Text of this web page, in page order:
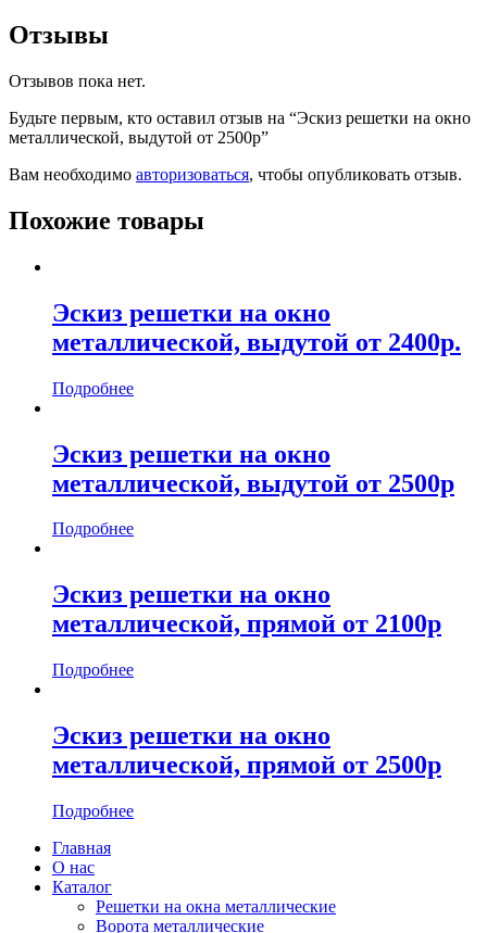
Отзывы
Отзывов пока нет.
Будьте первым, кто оставил отзыв на “Эскиз решетки на окно
металлической, выдутой от 2500р”
Вам необходимо авторизоваться, чтобы опубликовать отзыв.
Похожие товары
Эскиз решетки на окно
металлической, выдутой от 2400р.
Подробнее
Эскиз решетки на окно
металлической, выдутой от 2500р
Подробнее
Эскиз решетки на окно
металлической, прямой от 2100р
Подробнее
Эскиз решетки на окно
металлической, прямой от 2500р
Подробнее
Главная
О нас
Каталог
Решетки на окна металлические
Ворота металлические